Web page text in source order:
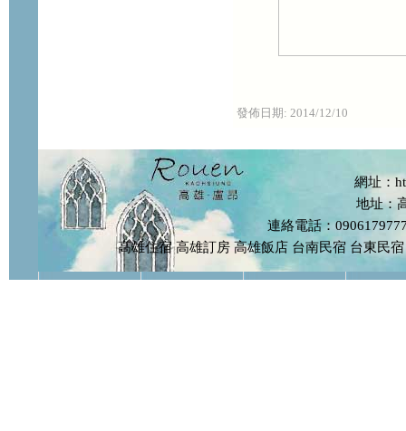
發佈日期: 2014/12/10
網址：
地址：
連絡電話：
高雄住宿 高雄訂房 高雄飯店 台南民宿 台東民宿